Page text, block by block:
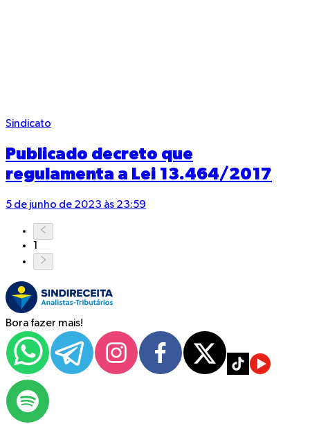
Sindicato
Publicado decreto que
regulamenta a Lei 13.464/2017
5 de junho de 2023 às 23:59
1
Bora fazer mais!